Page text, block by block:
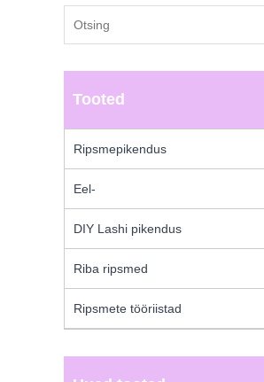
Tooted
Ripsmepikendus
Eel-
DIY Lashi pikendus
Riba ripsmed
Ripsmete tööriistad